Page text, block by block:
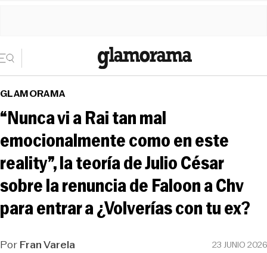
GLAMORAMA
“Nunca vi a Rai tan mal
emocionalmente como en este
reality”, la teoría de Julio César
sobre la renuncia de Faloon a Chv
para entrar a ¿Volverías con tu ex?
PorFran Varela 23 JUNIO 2026